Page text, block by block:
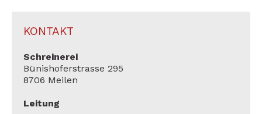
KONTAKT
Schreinerei
Bünishoferstrasse 295
8706 Meilen
Leitung